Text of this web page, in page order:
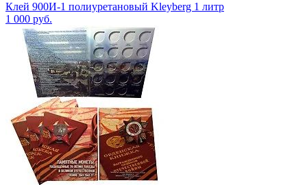
Клей 900И-1 полиуретановый Kleyberg 1 литр
1 000 руб.